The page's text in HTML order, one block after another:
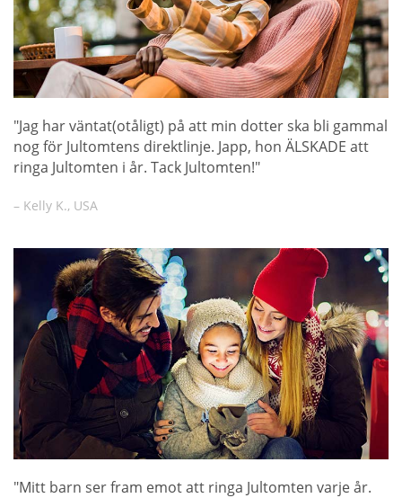
"Jag har väntat(otåligt) på att min dotter ska bli gammal
nog för Jultomtens direktlinje. Japp, hon ÄLSKADE att
ringa Jultomten i år. Tack Jultomten!"
– Kelly K., USA
"Mitt barn ser fram emot att ringa Jultomten varje år.